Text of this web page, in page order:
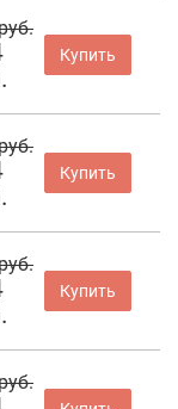
Купить
Купить
Купить